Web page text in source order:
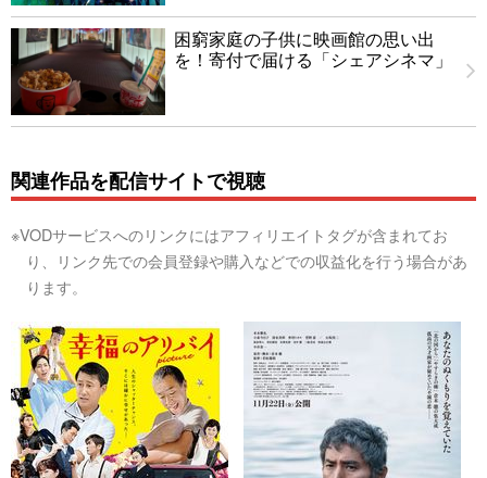
困窮家庭の子供に映画館の思い出
を！寄付で届ける「シェアシネマ」
関連作品を配信サイトで視聴
※VODサービスへのリンクにはアフィリエイトタグが含まれてお
り、リンク先での会員登録や購入などでの収益化を行う場合があ
ります。